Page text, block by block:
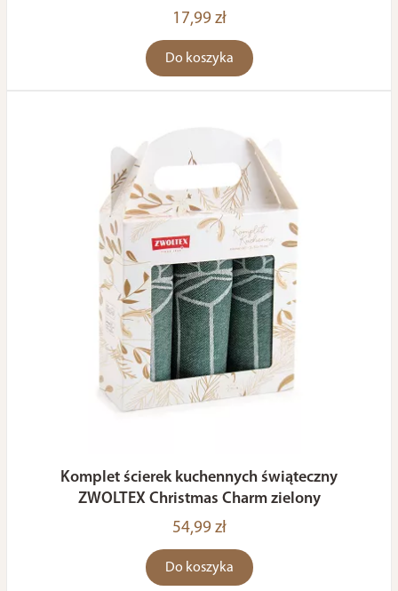
17,99 zł
Do koszyka
Komplet ścierek kuchennych świąteczny
ZWOLTEX Christmas Charm zielony
54,99 zł
Do koszyka